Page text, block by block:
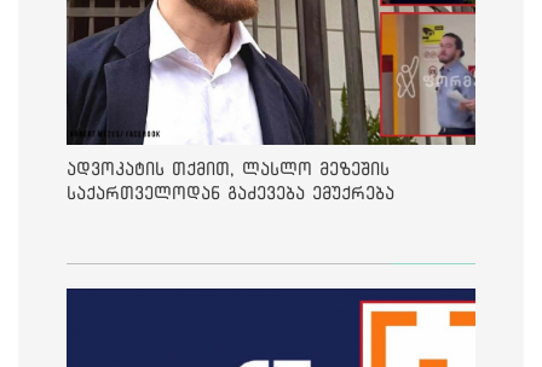
ადვოკატის თქმით, ლასლო მეზეშის
საქართველოდან გაძევება ემუქრება